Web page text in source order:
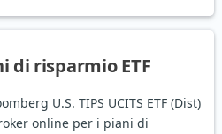
di risparmio ETF
U.S. TIPS UCITS ETF (Dist)
online per i piani di